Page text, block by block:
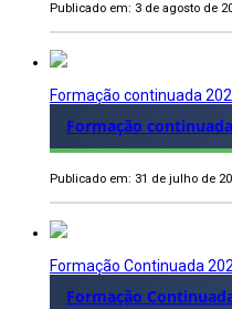
Publicado em: 3 de agosto de
Formação continuada
Formação
Publicado em: 31 de julho de
Formação Continuada
Formação